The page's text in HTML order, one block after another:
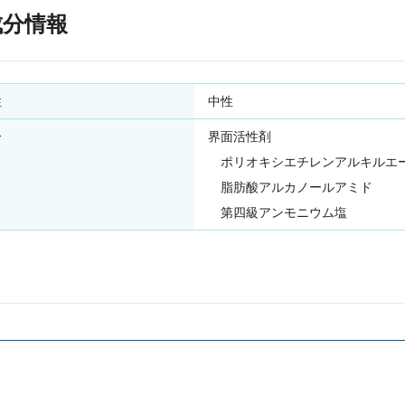
情報
中性
界面活性剤
ポリオキシエチレンアルキルエ
脂肪酸アルカノールアミド
第四級アンモニウム塩